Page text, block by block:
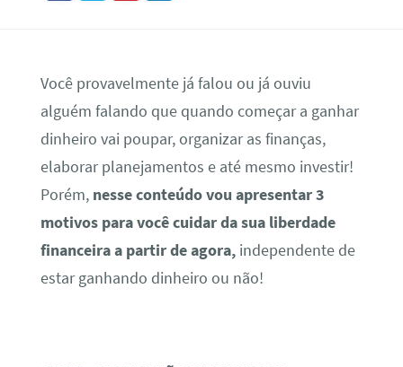
Você provavelmente já falou ou já ouviu
alguém falando que quando começar a ganhar
dinheiro vai poupar, organizar as finanças,
elaborar planejamentos e até mesmo investir!
Porém, nesse conteúdo vou apresentar 3
motivos para você cuidar da sua liberdade
financeira a partir de agora,independente de
estar ganhando dinheiro ou não!